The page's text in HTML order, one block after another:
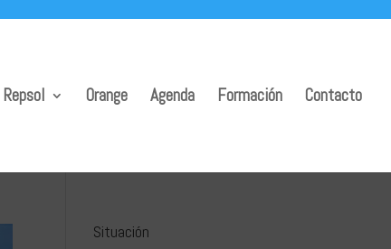
Repsol Orange Agenda Formación Contacto
Situación